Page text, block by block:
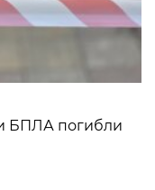
БПЛА погибли